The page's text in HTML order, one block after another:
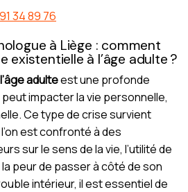
34 89 76
à Liège : comment
existentielle à l’âge adulte ?
adulteest une profonde
impacter la vie personnelle,
Ce type de crise survient
est confronté à des
sur le sens de la vie, l’utilité de
peur de passer à côté de son
intérieur, il est essentiel de